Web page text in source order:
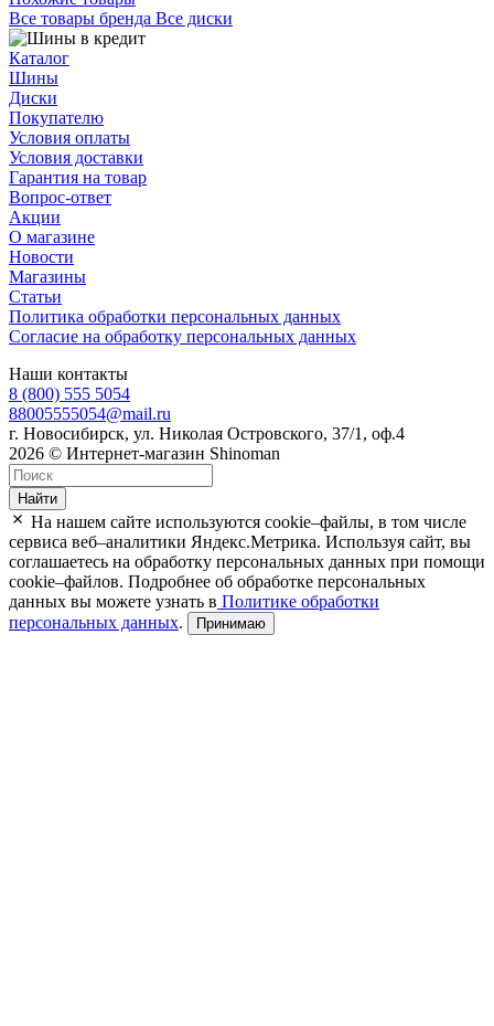
Все товары бренда Все диски
Каталог
Шины
Диски
Покупателю
Условия оплаты
Условия доставки
Гарантия на товар
Вопрос-ответ
Акции
О магазине
Новости
Магазины
Статьи
Политика обработки персональных данных
Согласие на обработку персональных данных
Наши контакты
8 (800) 555 5054
88005555054@mail.ru
г. Новосибирск, ул. Николая Островского, 37/1, оф.4
2026 © Интернет-магазин Shinoman
Найти
На нашем сайте используются cookie–файлы, в том числе
сервиса веб–аналитики Яндекс.Метрика. Используя сайт, вы
соглашаетесь на обработку персональных данных при помощи
cookie–файлов. Подробнее об обработке персональных
данных вы можете узнать в Политике обработки
персональных данных. Принимаю